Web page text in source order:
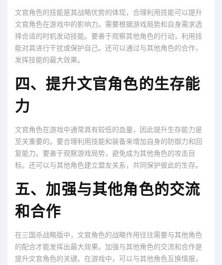
文官角色的技能是其战略优势的体现，合理利用技能可以提升
文官角色在游戏中的影响力。需要根据游戏局势和自身需求选
择合适的时机发动技能。要善于观察其他角色的行动，利用技
能对其进行干扰或保护自己。还可以通过与其他角色的合作，
发挥技能的最大效果。
四、提升文官角色的生存能
力
文官角色在游戏中通常具有较低的血量，因此提升生存能力是
至关重要的。要合理利用技能和装备来增加自身的防御力和回
复能力。要善于观察游戏局势，避免成为其他角色的攻击目
标。还可以与其他角色建立盟友关系，共同保护彼此的生存。
五、加强与其他角色的交流
和合作
在三国杀战略版中，文官角色的战略作用往往需要与其他角色
的配合才能发挥出最大效果。加强与其他角色的交流和合作是
提升文官角色的关键。在游戏中，可以与其他角色互换情报，